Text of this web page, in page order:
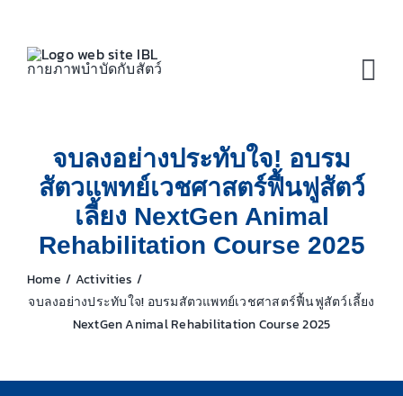
content
จบลงอย่างประทับใจ! อบรม
สัตวแพทย์เวชศาสตร์ฟื้นฟูสัตว์
เลี้ยง NextGen Animal
Rehabilitation Course 2025
Home
Activities
จบลงอย่างประทับใจ! อบรมสัตวแพทย์เวชศาสตร์ฟื้นฟูสัตว์เลี้ยง
NextGen Animal Rehabilitation Course 2025